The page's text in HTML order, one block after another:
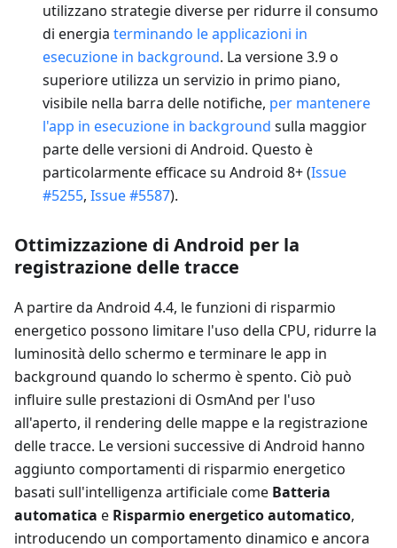
utilizzano strategie diverse per ridurre il consumo
di energia terminando le applicazioni in
esecuzione in background. La versione 3.9 o
superiore utilizza un servizio in primo piano,
visibile nella barra delle notifiche, per mantenere
l'app in esecuzione in background sulla maggior
parte delle versioni di Android. Questo è
particolarmente efficace su Android 8+ (Issue
#5255, Issue #5587).
Ottimizzazione di Android per la
registrazione delle tracce
A partire da Android 4.4, le funzioni di risparmio
energetico possono limitare l'uso della CPU, ridurre la
luminosità dello schermo e terminare le app in
background quando lo schermo è spento. Ciò può
influire sulle prestazioni di OsmAnd per l'uso
all'aperto, il rendering delle mappe e la registrazione
delle tracce. Le versioni successive di Android hanno
aggiunto comportamenti di risparmio energetico
basati sull'intelligenza artificiale come Batteria
automatica e Risparmio energetico automatico,
introducendo un comportamento dinamico e ancora